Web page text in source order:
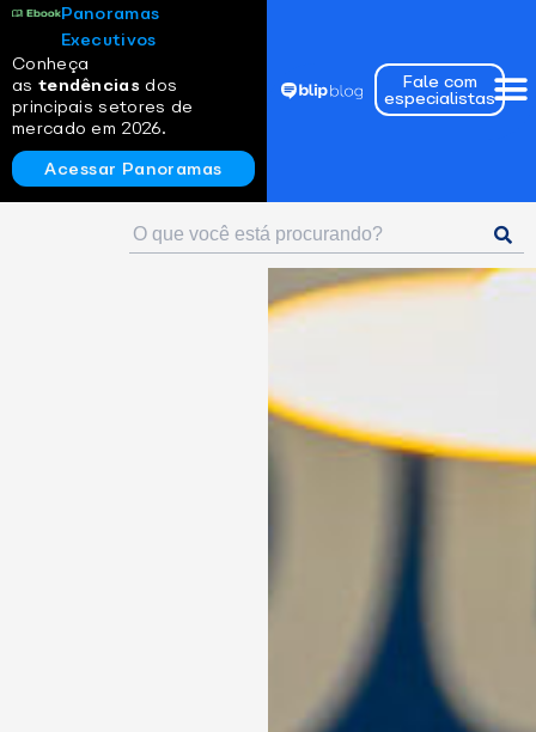
Panoramas
Executivos
Conheça
as tendências dos
principais setores de
mercado em 2026.
Acessar Panoramas
Fale com
especialistas